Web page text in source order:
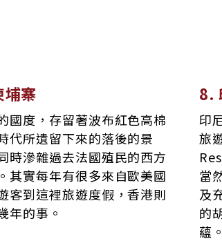
埔寨
國度，存留著波布紅色高棉
代所遺留下來的落後的景
時滲雜過去法國殖民的西方
其實每年有很多來自歐美國
客到這裡旅遊度假，香港則
年的事。
8.
印
旅
當
及
的
蘊。